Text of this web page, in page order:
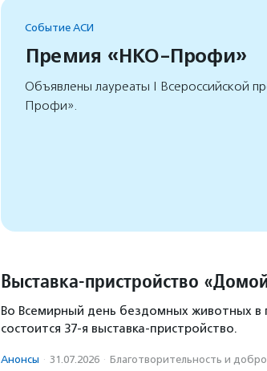
Событие АСИ
Премия «НКО-Профи»
Объявлены лауреаты I Всероссийской
Профи».
Выставка-пристройство
Во Всемирный день бездомных животных в
состоится 37-я выставка-пристройство.
Анонсы · 31.07.2026 · Благотвори­тель­ность и